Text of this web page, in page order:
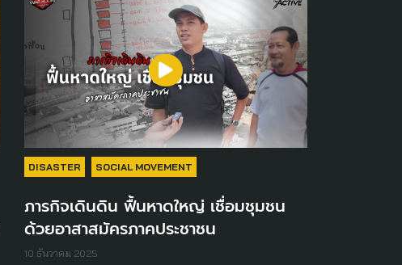
DISASTER SOCIAL MOVEMENT
ภารกิจเดินดิน ฟื้นหาดใหญ่ เชื่อมชุมชน
ด้วยอาสาสมัครภาคประชาชน
10 ธันวาคม 2025